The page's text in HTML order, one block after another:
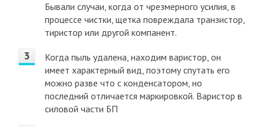
Бывали случаи, когда от чрезмерного усилия, в
процессе чистки, щетка повреждала транзистор,
тиристор или другой компанент.
Когда пыль удалена, находим варистор, он
имеет характерный вид, поэтому спутать его
можно разве что с конденсатором, но
последний отличается маркировкой. Варистор в
силовой части БП